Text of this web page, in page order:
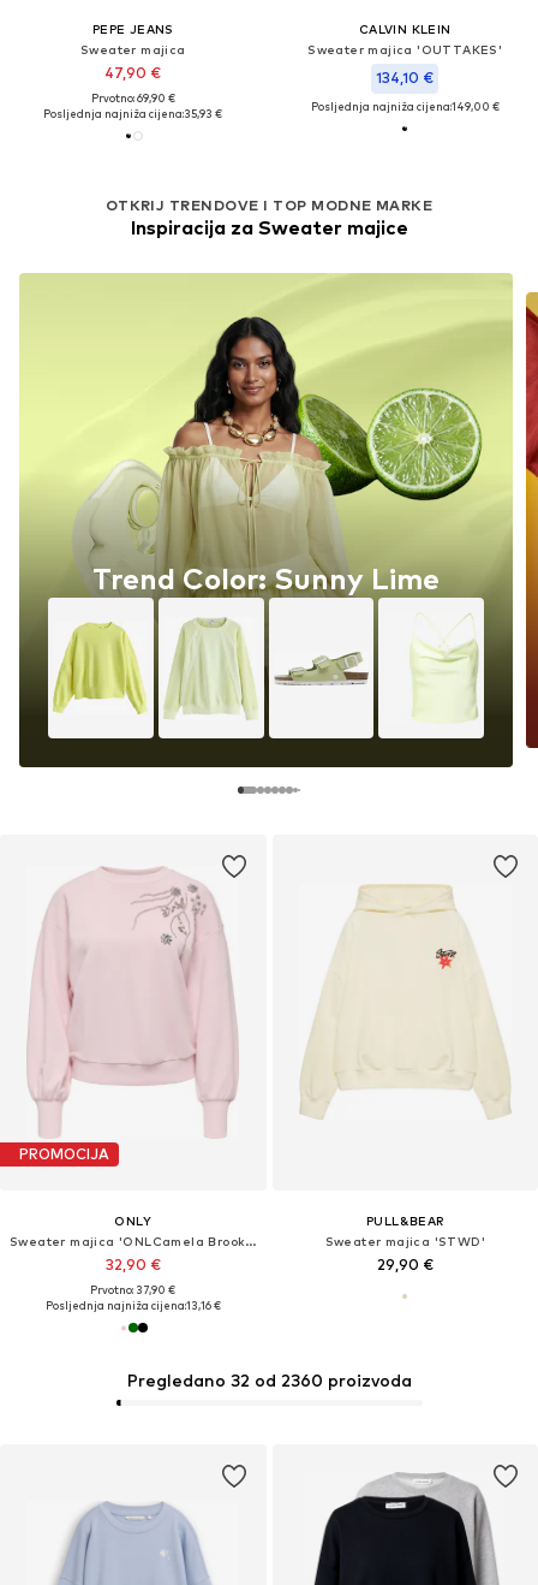
PEPE JEANS
Sweater majica
47,90 €
Prvotno: 69,90 €
Posljednja najniža cijena:35,93 €
CALVIN KLEIN
Sweater majica 'OUTTAKES'
134,10 €
Posljednja najniža cijena:149,00 €
OTKRIJ TRENDOVE I TOP MODNE MARKE
Inspiracija za Sweater majice
Trend Color: Sunny Lime
PROMOCIJA
ONLY
Sweater majica 'ONLCamela Brooke'
32,90 €
Prvotno: 37,90 €
Posljednja najniža cijena:13,16 €
PULL&BEAR
Sweater majica 'STWD'
29,90 €
Pregledano 32 od 2360 proizvoda